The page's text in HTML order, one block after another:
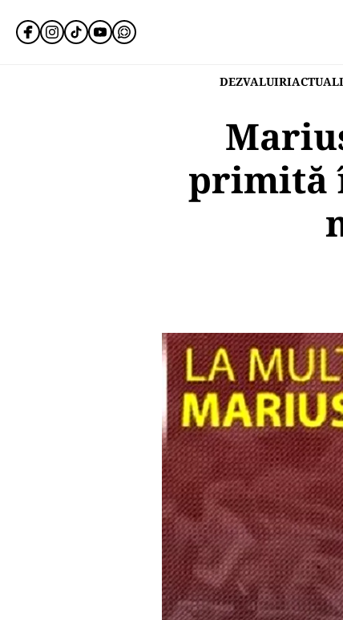
DEZVALUIRI
primită